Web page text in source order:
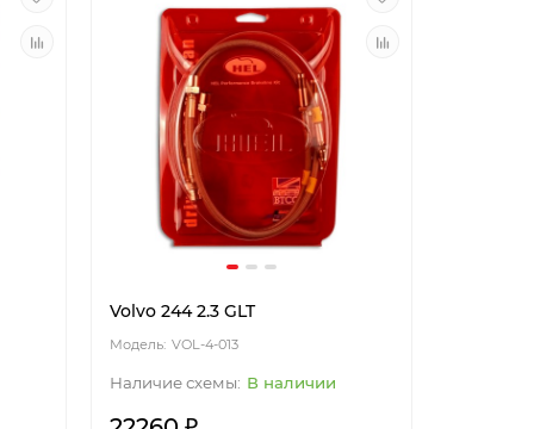
Volvo 244 2.3 GLT
VOL-4-013
В наличии